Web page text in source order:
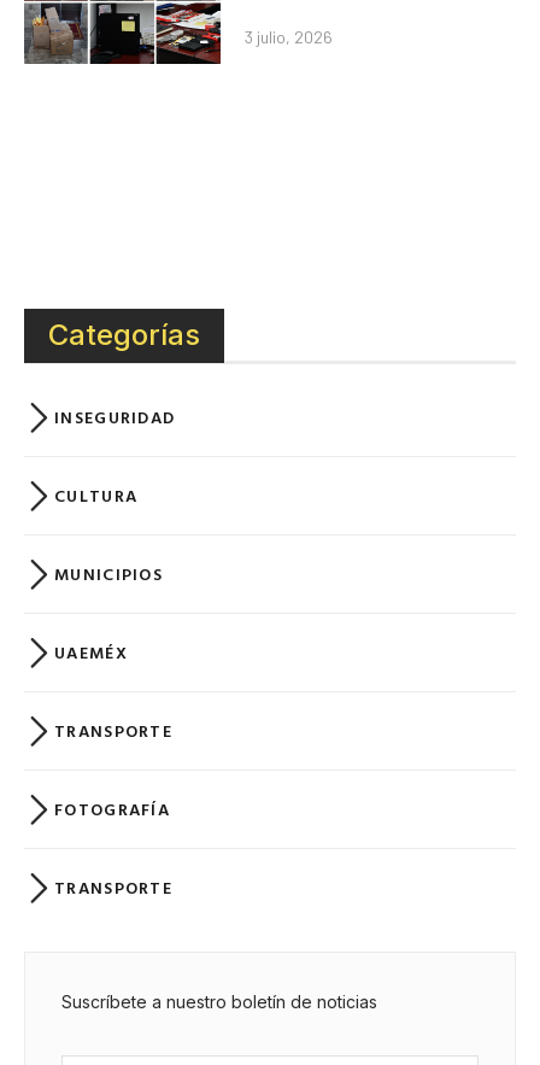
3 julio, 2026
Categorías
INSEGURIDAD
CULTURA
MUNICIPIOS
UAEMÉX
TRANSPORTE
FOTOGRAFÍA
TRANSPORTE
Suscríbete a nuestro boletín de noticias